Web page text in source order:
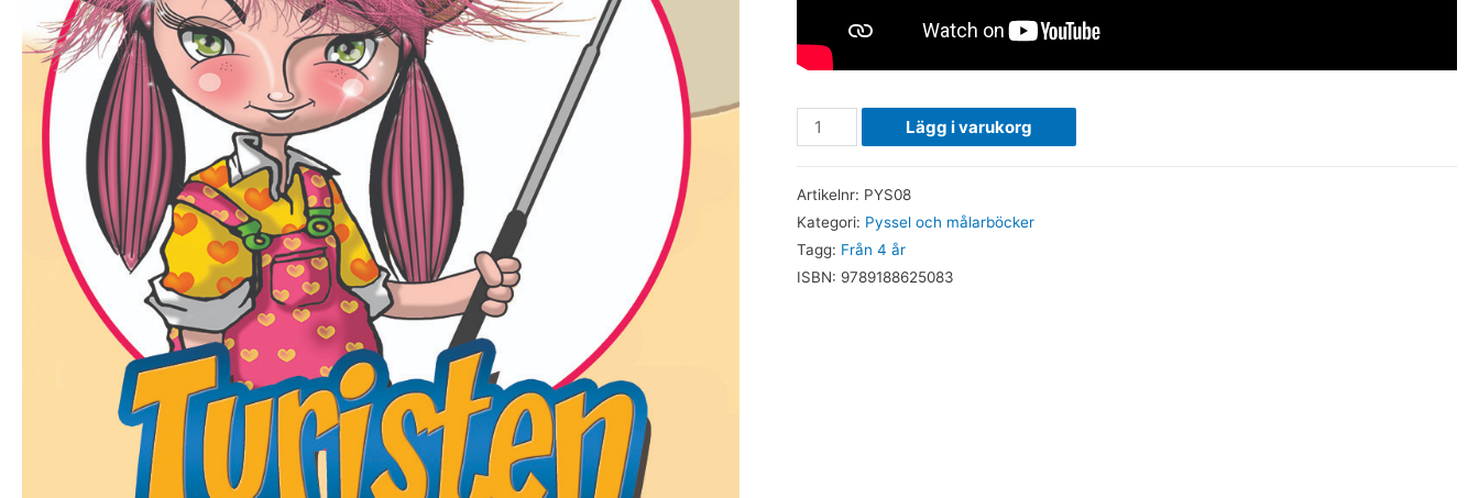
Lilla
Turisten
Lägg i varukorg
Artikelnr: PYS08
Kategori: Pyssel och målarböcker
Tagg: Från 4 år
ISBN: 9789188625083